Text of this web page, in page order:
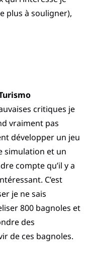
plus à souligner),
critiques je
vraiment pas
développer un jeu
simulation et un
compte qu’il y a
C’est
je ne sais
800 bagnoles et
des
de ces bagnoles.